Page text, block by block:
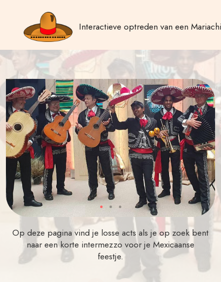
Interactieve optreden van een
Op deze pagina vind je losse acts als je op zoek bent
naar een korte intermezzo voor je Mexicaanse
feestje.